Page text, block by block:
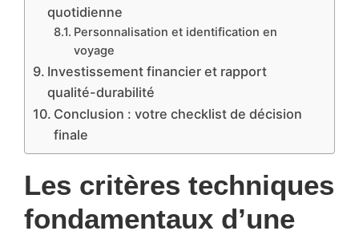
quotidienne
Personnalisation et identification en
voyage
Investissement financier et rapport
qualité-durabilité
Conclusion : votre checklist de décision
finale
Les critères techniques
fondamentaux d’une